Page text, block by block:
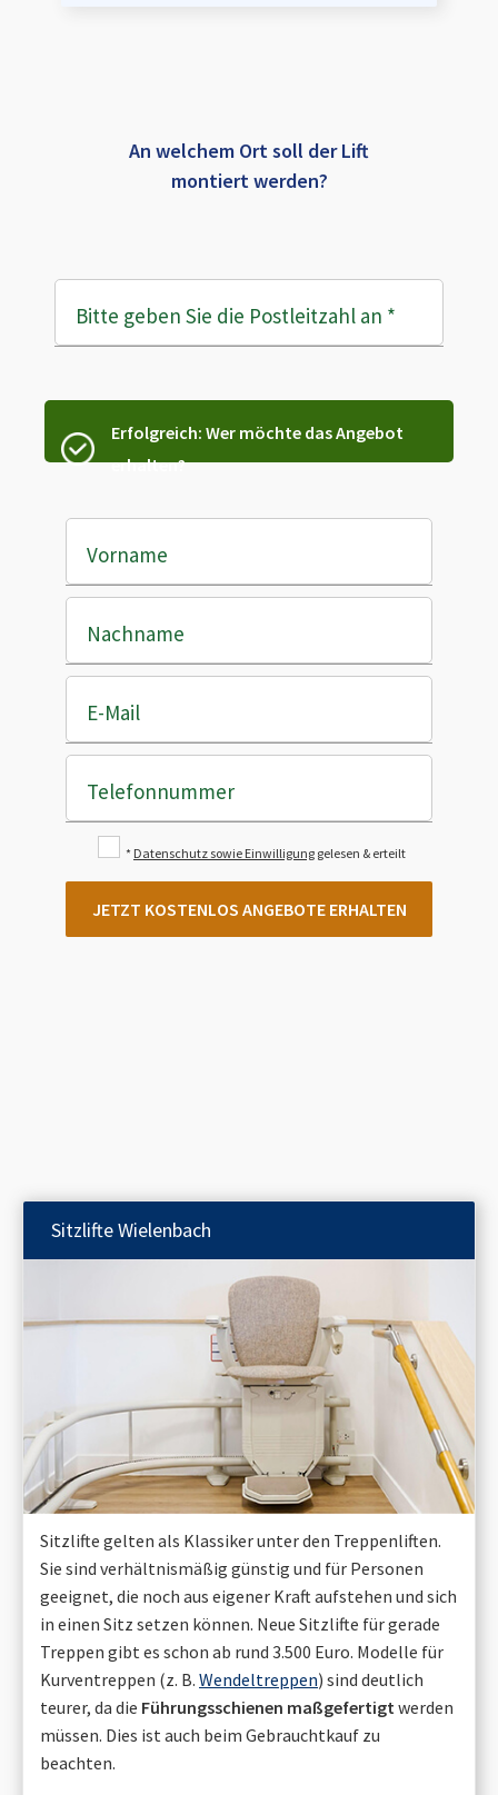
An welchem Ort soll der Lift
montiert werden?
Bitte geben Sie die Postleitzahl an *
Erfolgreich: Wer möchte das Angebot
erhalten?
Vorname
Nachname
E-Mail
Telefonnummer
* Datenschutz sowie Einwilligung gelesen & erteilt
JETZT KOSTENLOS ANGEBOTE ERHALTEN
SitzlifteWielenbach
Sitzlifte gelten als Klassiker unter den Treppenliften.
Sie sind verhältnismäßig günstig und für Personen
geeignet, die noch aus eigener Kraft aufstehen und sich
in einen Sitz setzen können. Neue Sitzlifte für gerade
Treppen gibt es schon ab rund 3.500 Euro. Modelle für
Kurventreppen (z. B. Wendeltreppen) sind deutlich
teurer, da die Führungsschienen maßgefertigt werden
müssen. Dies ist auch beim Gebrauchtkauf zu
beachten.